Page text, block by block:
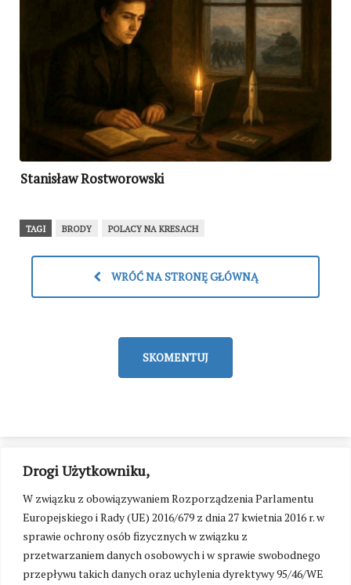
Drogi Użytkowniku,
W związku z obowiązywaniem Rozporządzenia Parlamentu
Europejskiego i Rady (UE) 2016/679 z dnia 27 kwietnia 2016 r. w
sprawie ochrony osób fizycznych w związku z
przetwarzaniem danych osobowych i w sprawie swobodnego
przepływu takich danych oraz uchylenia dyrektywy 95/46/WE
Stanisław Rostworowski
TAGI BRODY POLACY NA KRESACH
WRÓĆ NA STRONĘ GŁÓWNĄ
SKOMENTUJ